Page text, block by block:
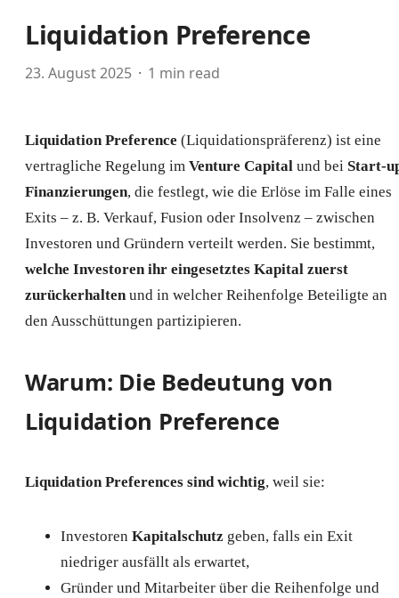
Liquidation Preference
23. August 2025 1 min read
Liquidation Preference (Liquidationspräferenz) ist eine
vertragliche Regelung im Venture Capital und bei Start-
Finanzierungen, die festlegt, wie die Erlöse im Falle eines
Exits – z. B. Verkauf, Fusion oder Insolvenz – zwischen
Investoren und Gründern verteilt werden. Sie bestimmt,
welche Investoren ihr eingesetztes Kapital zuerst
zurückerhaltenund in welcher Reihenfolge Beteiligte an
den Ausschüttungen partizipieren.
Warum: Die Bedeutung von
Liquidation Preference
Liquidation Preferences sind wichtig, weil sie:
Investoren Kapitalschutz geben, falls ein Exit
niedriger ausfällt als erwartet,
Gründer und Mitarbeiter über die Reihenfolge und